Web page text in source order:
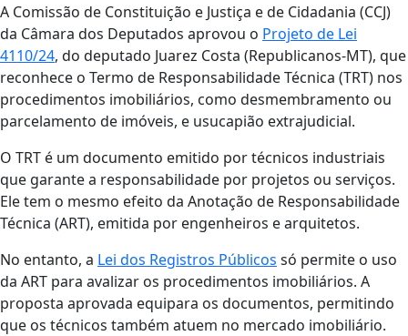
A Comissão de Constituição e Justiça e de Cidadania (CCJ)
da Câmara dos Deputados aprovou o Projeto de Lei
4110/24, do deputado Juarez Costa (Republicanos-MT), que
reconhece o Termo de Responsabilidade Técnica (TRT) nos
procedimentos imobiliários, como desmembramento ou
parcelamento de imóveis, e usucapião extrajudicial.
O TRT é um documento emitido por técnicos industriais
que garante a responsabilidade por projetos ou serviços.
Ele tem o mesmo efeito da Anotação de Responsabilidade
Técnica (ART), emitida por engenheiros e arquitetos.
No entanto, a Lei dos Registros Públicos só permite o uso
da ART para avalizar os procedimentos imobiliários. A
proposta aprovada equipara os documentos, permitindo
que os técnicos também atuem no mercado imobiliário.